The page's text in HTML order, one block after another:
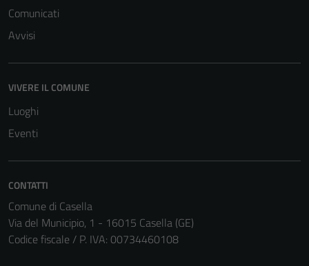
Comunicati
Avvisi
VIVERE IL COMUNE
Luoghi
Eventi
CONTATTI
Comune di Casella
Via del Municipio, 1 - 16015 Casella (GE)
Codice fiscale / P. IVA: 00734460108
Questi cookie
essere
informazioni
personali.